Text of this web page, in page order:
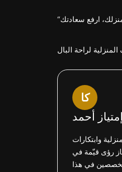
كا
إمتياز أحمد
وابتكارات
رؤى قيّمة في
في هذا